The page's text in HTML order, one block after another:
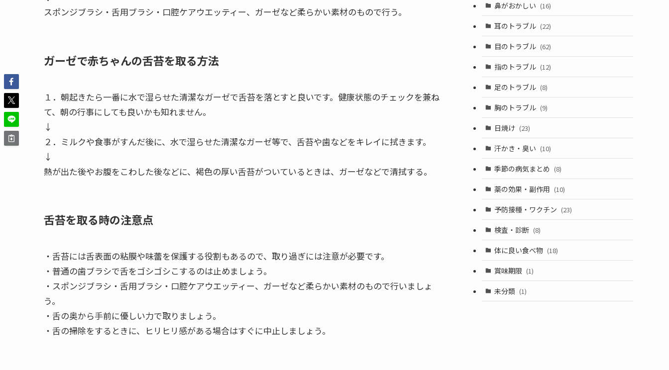
スポンジブラシ・舌用ブラシ・口腔ケアウエッティー、ガーゼなど柔らかい素材のもので行う。
ガーゼで赤ちゃんの舌苔を取る方法
１．朝起きたら一番に水で湿らせた清潔なガーゼで舌苔を落とすと良いです。健康状態のチェックを兼ね
て、朝の行事にしても良いかも知れません。
↓
２．ミルクや食事がすんだ後に、水で湿らせた清潔なガーゼ等で、舌苔や歯などをキレイに拭きます。
↓
熱が出た後やお腹をこわした後などに、褐色の厚い舌苔がついているときは、ガーゼなどで清拭する。
舌苔を取る時の注意点
・舌苔には舌表面の粘膜や味蕾を保護する役割もあるので、取り過ぎには注意が必要です。
・普通の歯ブラシで舌をゴシゴシこするのは止めましょう。
・スポンジブラシ・舌用ブラシ・口腔ケアウエッティー、ガーゼなど柔らかい素材のもので行いましょ
う。
・舌の奥から手前に優しい力で取りましょう。
・舌の掃除をするときに、ヒリヒリ感がある場合はすぐに中止しましょう。
鼻がおかしい (16)
耳のトラブル (22)
目のトラブル (62)
指のトラブル (12)
足のトラブル (8)
胸のトラブル (9)
日焼け (23)
汗かき・臭い (10)
季節の病気まとめ (8)
薬の効果・副作用 (10)
予防接種・ワクチン (23)
検査・診断 (8)
体に良い食べ物 (18)
賞味期限 (1)
未分類 (1)